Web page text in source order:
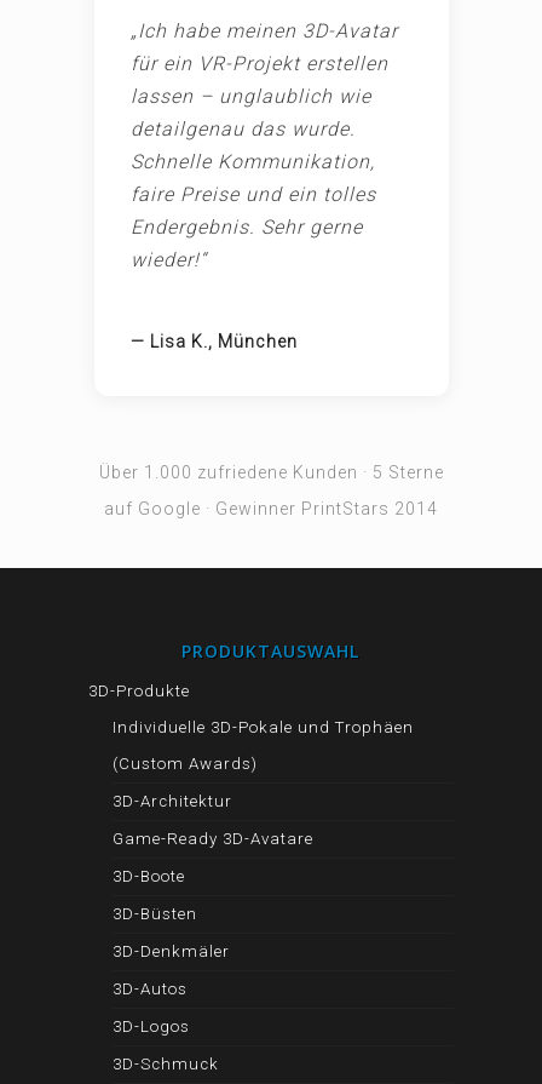
„Ich habe meinen 3D-Avatar
für ein VR-Projekt erstellen
lassen – unglaublich wie
detailgenau das wurde.
Schnelle Kommunikation,
faire Preise und ein tolles
Endergebnis. Sehr gerne
wieder!“
— Lisa K., München
Über 1.000 zufriedene Kunden · 5 Sterne
auf Google · Gewinner PrintStars 2014
PRODUKTAUSWAHL
3D-Produkte
Individuelle 3D-Pokale und Trophäen
(Custom Awards)
3D-Architektur
Game-Ready 3D-Avatare
3D-Boote
3D-Büsten
3D-Denkmäler
3D-Autos
3D-Logos
3D-Schmuck